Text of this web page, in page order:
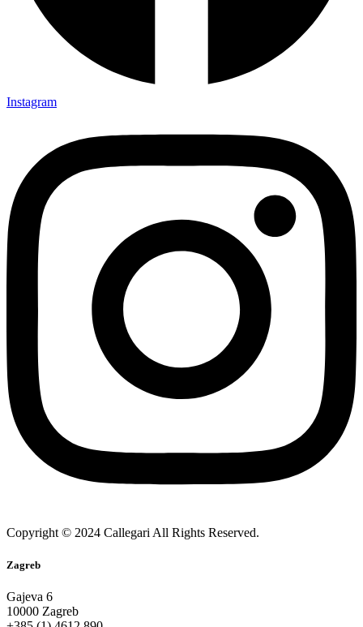
Instagram
Copyright © 2024 Callegari All Rights Reserved.
Zagreb
Gajeva 6
10000 Zagreb